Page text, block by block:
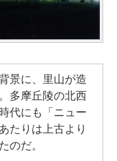
景に、里山が造
多摩丘陵の北西
代にも「ニュー
たりは上古より
のだ。